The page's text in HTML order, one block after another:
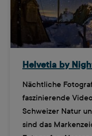
Helvetia by
Nächtliche
faszinierende
Schweizer Natur
sind das